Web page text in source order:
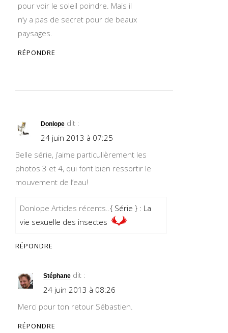
pour voir le soleil poindre. Mais il
n’y a pas de secret pour de beaux
paysages.
RÉPONDRE
Donlope dit :
24 juin 2013 à 07:25
Belle série, j’aime particulièrement les
photos 3 et 4, qui font bien ressortir le
mouvement de l’eau!
Donlope Articles récents..{ Série } : La
vie sexuelle des insectes
RÉPONDRE
Stéphane dit :
24 juin 2013 à 08:26
Merci pour ton retour Sébastien.
RÉPONDRE